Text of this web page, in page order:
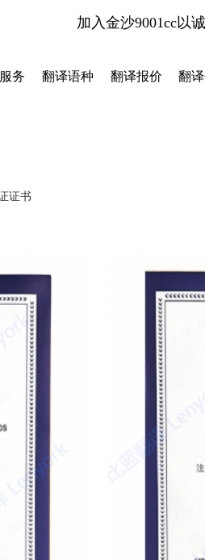
加入金沙9001cc以
务 翻译语种 翻译报价 翻
公司有没有iso认证-金沙
证书